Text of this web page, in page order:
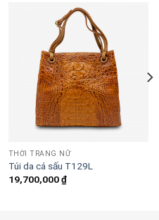
THỜI TRANG NỮ
Túi da cá sấu T129L
19,700,000₫